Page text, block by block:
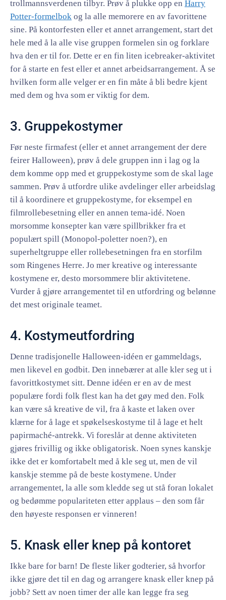
trollmannsverdenen tilbyr. Prøv å plukke opp en Harry
Potter-formelbok og la alle memorere en av favorittene
sine. På kontorfesten eller et annet arrangement, start det
hele med å la alle vise gruppen formelen sin og forklare
hva den er til for. Dette er en fin liten icebreaker-aktivitet
for å starte en fest eller et annet arbeidsarrangement. Å se
hvilken form alle velger er en fin måte å bli bedre kjent
med dem og hva som er viktig for dem.
3. Gruppekostymer
Før neste firmafest (eller et annet arrangement der dere
feirer Halloween), prøv å dele gruppen inn i lag og la
dem komme opp med et gruppekostyme som de skal lage
sammen. Prøv å utfordre ulike avdelinger eller arbeidslag
til å koordinere et gruppekostyme, for eksempel en
filmrollebesetning eller en annen tema-idé. Noen
morsomme konsepter kan være spillbrikker fra et
populært spill (Monopol-poletter noen?), en
superheltgruppe eller rollebesetningen fra en storfilm
som Ringenes Herre. Jo mer kreative og interessante
kostymene er, desto morsommere blir aktivitetene.
Vurder å gjøre arrangementet til en utfordring og belønne
det mest originale teamet.
4. Kostymeutfordring
Denne tradisjonelle Halloween-idéen er gammeldags,
men likevel en godbit. Den innebærer at alle kler seg ut i
favorittkostymet sitt. Denne idéen er en av de mest
populære fordi folk flest kan ha det gøy med den. Folk
kan være så kreative de vil, fra å kaste et laken over
klærne for å lage et spøkelseskostyme til å lage et helt
papirmaché-antrekk. Vi foreslår at denne aktiviteten
gjøres frivillig og ikke obligatorisk. Noen synes kanskje
ikke det er komfortabelt med å kle seg ut, men de vil
kanskje stemme på de beste kostymene. Under
arrangementet, la alle som kledde seg ut stå foran lokalet
og bedømme populariteten etter applaus – den som får
den høyeste responsen er vinneren!
5. Knask eller knep på kontoret
Ikke bare for barn! De fleste liker godterier, så hvorfor
ikke gjøre det til en dag og arrangere knask eller knep på
jobb? Sett av noen timer der alle kan legge fra seg